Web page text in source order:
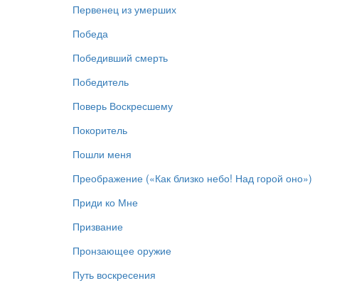
Первенец из умерших
Победа
Победивший смерть
Победитель
Поверь Воскресшему
Покоритель
Пошли меня
Преображение («Как близко небо! Над горой оно»)
Приди ко Мне
Призвание
Пронзающее оружие
Путь воскресения